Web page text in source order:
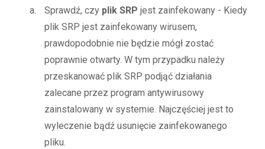
Sprawdź, czy plik SRP jest zainfekowany - Kiedy
plik SRP jest zainfekowany wirusem,
prawdopodobnie nie będzie mógł zostać
poprawnie otwarty. W tym przypadku należy
przeskanować plik SRP podjąć działania
zalecane przez program antywirusowy
zainstalowany w systemie. Najczęściej jest to
wyleczenie bądź usunięcie zainfekowanego
pliku.